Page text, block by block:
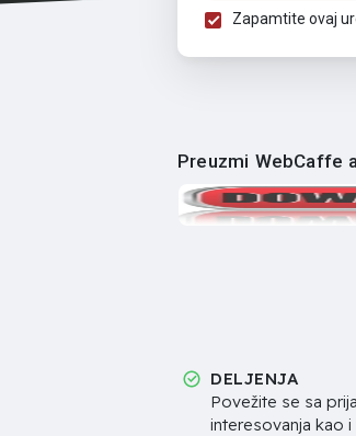
Zapamtite ovaj
Preuzmi WebCaffe
DELJENJA
Povežite se sa
interesovanja kao